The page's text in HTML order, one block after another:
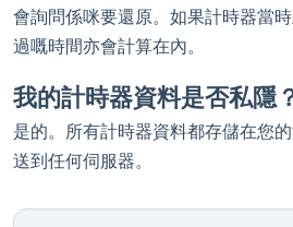
會詢問係咪要還原。如果計時器當
過嘅時間亦會計算在內。
我的計時器資料是否私隱
是的。所有計時器資料都存儲在您
送到任何伺服器。